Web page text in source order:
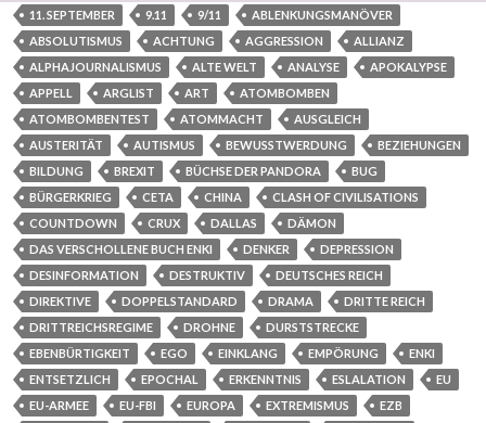
11. SEPTEMBER 9.11 9/11
ABLENKUNGSMANÖVER
ABSOLUTISMUS
ACHTUNG AGGRESSION
ALLIANZ
ALPHAJOURNALISMUS
ALTE WELT ANALYSE
APOKALYPSE
APPELL
ARGLIST ART
ATOMBOMBEN
ATOMBOMBENTEST
ATOMMACHT
AUSGLEICH
AUSTERITÄT
AUTISMUS BEWUSSTWERDUNG
BEZIEHUNGEN
BILDUNG
BREXIT BÜCHSE DER PANDORA
BUG
BÜRGERKRIEG
CETA CHINA
CLASH OF CIVILISATIONS
COUNTDOWN
CRUX DALLAS
DÄMON
DAS VERSCHOLLENE BUCH ENKI
DENKER
DEPRESSION
DESINFORMATION
DESTRUKTIV
DEUTSCHES REICH
DIREKTIVE
DOPPELSTANDARD DRAMA
DRITTE REICH
DRITTREICHSREGIME
DROHNE
DURSTSTRECKE
EBENBÜRTIGKEIT
EGO EINKLANG EMPÖRUNG
ENKI
ENTSETZLICH
EPOCHAL ERKENNTNIS ESLALATION
EU
EU-ARMEE
EU-FBI EUROPA EXTREMISMUS
EZB